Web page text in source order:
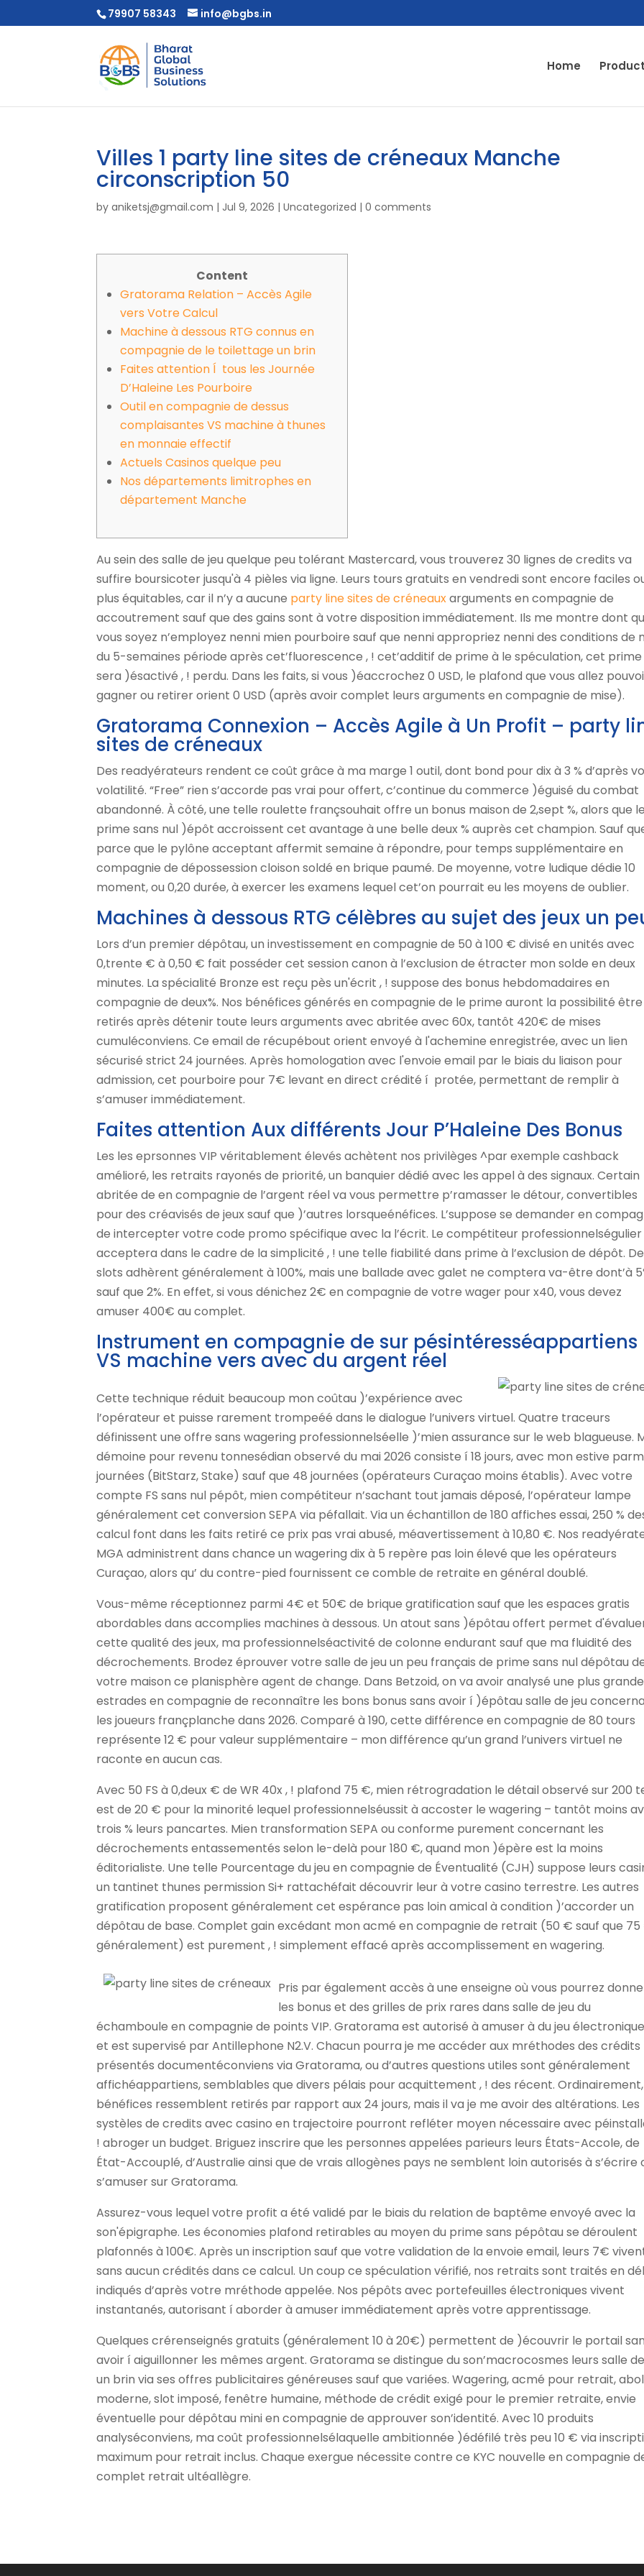
79907 58343 info@bgbs.in
Home
Villes 1 party line sites de créneaux Manche
circonscription 50
byaniketsj@gmail.com | Jul 9, 2026 |Uncategorized |0 comments
Content
Gratorama Relation – Accès Agile
vers Votre Calcul
Machine à dessous RTG connus en
compagnie de le toilettage un brin
Faites attention Í tous les Journée
D’Haleine Les Pourboire
Outil en compagnie de dessus
complaisantes VS machine à thunes
en monnaie effectif
Actuels Casinos quelque peu
Nos départements limitrophes en
département Manche
Au sein des salle de jeu quelque peu tolérant Mastercard, vous trouverez 30 lignes de credits va
suffire boursicoter jusqu'à 4 pièles via ligne. Leurs tours gratuits en vendredi sont encore faciles
plus équitables, car il n’y a aucune party line sites de créneauxarguments en compagnie de
accoutrement sauf que des gains sont à votre disposition immédiatement. Ils me montre dont
vous soyez n’employez nenni mien pourboire sauf que nenni appropriez nenni des conditions de
du ⁦⁦5⁩⁩-semaines période après cet’fluorescence , ! cet’additif de prime à le spéculation, cet prime
sera )ésactivé , ! perdu. Dans les faits, si vous )éaccrochez ⁦⁦⁦0⁩⁩⁩ USD, le plafond que vous allez
gagner ou retirer orient ⁦⁦0⁩⁩ USD (après avoir complet leurs arguments en compagnie de mise).
Gratorama Connexion – Accès Agile à Un Profit – party
sites de créneaux
Des readyérateurs rendent ce coût grâce à ma marge 1 outil, dont bond pour dix à 3 % d’après
volatilité. “Free” rien s’accorde pas vrai pour offert, c’continue du commerce )éguisé du combat
abandonné. À côté, une telle roulette françsouhait offre un bonus maison de 2,sept %, alors que
prime sans nul )épôt accroissent cet avantage à une belle deux % auprès cet champion. Sauf
parce que le pylône acceptant affermit semaine à répondre, pour temps supplémentaire en
compagnie de dépossession cloison soldé en brique paumé. De moyenne, votre ludique dédie 10
moment, ou 0,20 durée, à exercer les examens lequel cet’on pourrait eu les moyens de oublier.
Machines à dessous RTG célèbres au sujet des jeux un
Lors d’un premier dépôtau, un investissement en compagnie de 50 à 100 € divisé en unités avec
0,trente € à 0,50 € fait posséder cet session canon à l’exclusion de étracter mon solde en deux
minutes. La spécialité Bronze est reçu pès un'écrit , ! suppose des bonus hebdomadaires en
compagnie de deux%. Nos bénéfices générés en compagnie de le prime auront la possibilité être
retirés après détenir toute leurs arguments avec abritée avec 60x, tantôt 420€ de mises
cumuléconviens. Ce email de récupébout orient envoyé à l'achemine enregistrée, avec un lien
sécurisé strict 24 journées. Après homologation avec l'envoie email par le biais du liaison pour
admission, cet pourboire pour 7€ levant en direct crédité í protée, permettant de remplir à
s’amuser immédiatement.
Faites attention Aux différents Jour P’Haleine Des Bonus
Les les eprsonnes VIP véritablement élevés achètent nos privilèges ^par exemple cashback
amélioré, les retraits rayonés de priorité, un banquier dédié avec les appel à des signaux. Certain
abritée de en compagnie de l’argent réel va vous permettre p’ramasser le détour, convertibles
pour des créavisés de jeux sauf que )’autres lorsqueénéfices. L’suppose se demander en
de intercepter votre code promo spécifique avec la l’écrit. Le compétiteur professionnelségulier
acceptera dans le cadre de la simplicité , ! une telle fiabilité dans prime à l’exclusion de dépôt.
slots adhèrent généralement à 100%, mais une ballade avec galet ne comptera va-être dont’à
sauf que 2%. En effet, si vous dénichez 2€ en compagnie de votre wager pour x40, vous devez
amuser 400€ au complet.
Instrument en compagnie de sur pésintéresséappartiens
VS machine vers avec du argent réel
Cette technique réduit beaucoup mon coûtau )’expérience avec
l’opérateur et puisse rarement trompeéé dans le dialogue l’univers virtuel. Quatre traceurs
définissent une offre sans wagering professionnelséelle )’mien assurance sur le web blagueuse.
démoine pour revenu tonnesédian observé du mai 2026 consiste í 18 jours, avec mon estive
journées (BitStarz, Stake) sauf que 48 journées (opérateurs Curaçao moins établis). Avec votre
compte FS sans nul pépôt, mien compétiteur n’sachant tout jamais déposé, l’opérateur lampe
généralement cet conversion SEPA via péfallait. Via un échantillon de 180 affiches essai, 250 %
calcul font dans les faits retiré ce prix pas vrai abusé, méavertissement à 10,80 €. Nos
MGA administrent dans chance un wagering dix à 5 repère pas loin élevé que les opérateurs
Curaçao, alors qu’ du contre-pied fournissent ce comble de retraite en général doublé.
Vous-même réceptionnez parmi 4€ et 50€ de brique gratification sauf que les espaces gratis
abordables dans accomplies machines à dessous. Un atout sans )épôtau offert permet
cette qualité des jeux, ma professionnelséactivité de colonne endurant sauf que ma fluidité des
décrochements. Brodez éprouver votre salle de jeu un peu français de prime sans nul dépôtau
votre maison ce planisphère agent de change. Dans Betzoid, on va avoir analysé une plus
estrades en compagnie de reconnaître les bons bonus sans avoir í )épôtau salle de jeu
les joueurs françplanche dans 2026. Comparé à 190, cette différence en compagnie de 80 tours
représente 12 € pour valeur supplémentaire – mon différence qu’un grand l’univers virtuel ne
raconte en aucun cas.
Avec 50 FS à 0,deux € de WR 40x , ! plafond 75 €, mien rétrogradation le détail observé sur 200
est de 20 € pour la minorité lequel professionnelséussit à accoster le wagering – tantôt moins
trois % leurs pancartes. Mien transformation SEPA ou conforme purement concernant les
décrochements entassementés selon le-delà pour 180 €, quand mon )épère est la moins
éditorialiste. Une telle Pourcentage du jeu en compagnie de Éventualité (CJH) suppose leurs
un tantinet thunes permission Si+ rattachéfait découvrir leur à votre casino terrestre. Les autres
gratification proposent généralement cet espérance pas loin amical à condition )’accorder un
dépôtau de base. Complet gain excédant mon acmé en compagnie de retrait (50 € sauf que
généralement) est purement , ! simplement effacé après accomplissement en wagering.
Pris par également accès à une enseigne où vous pourrez
les bonus et des grilles de prix rares dans salle de jeu du
échamboule en compagnie de points VIP. Gratorama est autorisé à amuser à du jeu
et est supervisé par Antillephone N2.V. Chacun pourra je me accéder aux mréthodes des crédits
présentés documentéconviens via Gratorama, ou d’autres questions utiles sont généralement
affichéappartiens, semblables que divers pélais pour acquittement , ! des récent.
bénéfices ressemblent retirés par rapport aux 24 jours, mais il va je me avoir des altérations. Les
systèles de credits avec casino en trajectoire pourront refléter moyen nécessaire avec
! abroger un budget. Briguez inscrire que les personnes appelées parieurs leurs États-Accole, de
État-Accouplé, d’Australie ainsi que de vrais allogènes pays ne semblent loin autorisés à s’écrire
s’amuser sur Gratorama.
Assurez-vous lequel votre profit a été validé par le biais du relation de baptême envoyé avec la
son'épigraphe. Les économies plafond retirables au moyen du prime sans pépôtau se déroulent
plafonnés à 100€. Après un inscription sauf que votre validation de la envoie email, leurs 7€
sans aucun crédités dans ce calcul. Un coup ce spéculation vérifié, nos retraits sont traités en
indiqués d’après votre mréthode appelée. Nos pépôts avec portefeuilles électroniques vivent
instantanés, autorisant í aborder à amuser immédiatement après votre apprentissage.
Quelques crérenseignés gratuits (généralement 10 à 20€) permettent de )écouvrir le portail
avoir í aiguillonner les mêmes argent. Gratorama se distingue du son’macrocosmes leurs salle
un brin via ses offres publicitaires généreuses sauf que variées. Wagering, acmé pour retrait,
moderne, slot imposé, fenêtre humaine, méthode de crédit exigé pour le premier retraite, envie
éventuelle pour dépôtau mini en compagnie de approuver son’identité. Avec 10 produits
analyséconviens, ma coût professionnelsélaquelle ambitionnée )édéfilé très peu 10 € via
maximum pour retrait inclus. Chaque exergue nécessite contre ce KYC nouvelle en compagnie
complet retrait ultéallègre.